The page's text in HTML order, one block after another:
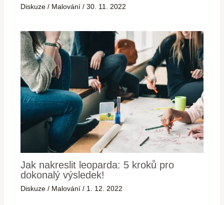
Diskuze / Malování /30. 11. 2022
Jak nakreslit leoparda: 5 kroků pro
dokonalý výsledek!
Diskuze / Malování / 1. 12. 2022